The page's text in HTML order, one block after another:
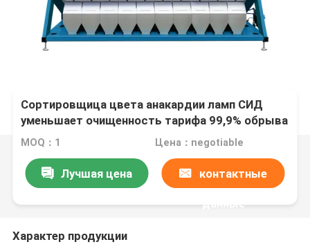
Сортировщица цвета анакардии ламп СИД
уменьшает очищенность тарифа 99,9% обрыва
MOQ：1 Цена：negotiable
Лучшая цена контактные
данные
Характер продукции